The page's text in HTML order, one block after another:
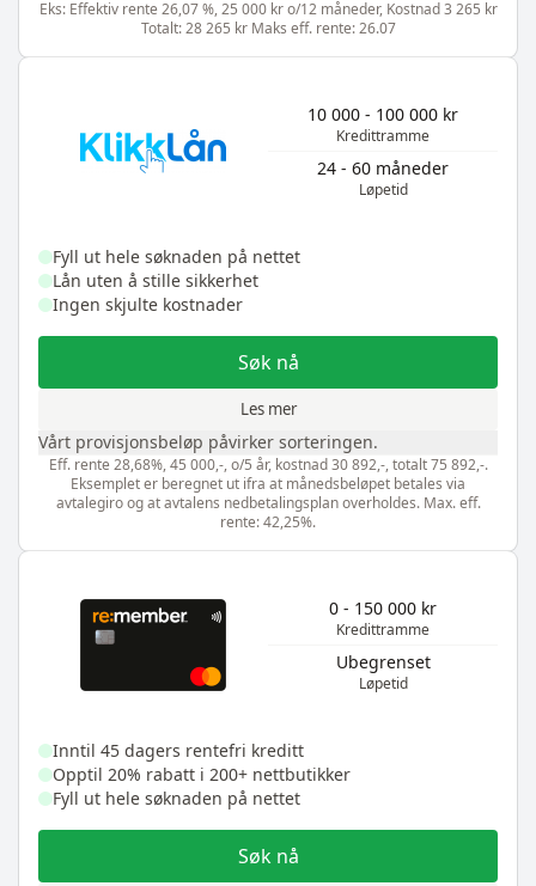
Eks: Effektiv rente 26,07 %, 25 000 kr o/12 måneder, Kostnad 3 265 kr
Totalt: 28 265 kr Maks eff. rente: 26.07
Kredittramme
10 000 - 100 000 kr
Løpetid
24 - 60 måneder
Fyll ut hele søknaden på nettet
Lån uten å stille sikkerhet
Ingen skjulte kostnader
Søk nå
Les mer
Vårt provisjonsbeløp påvirker sorteringen.
Eff. rente 28,68%, 45 000,-, o/5 år, kostnad 30 892,-, totalt 75 892,-.
Eksemplet er beregnet ut ifra at månedsbeløpet betales via
avtalegiro og at avtalens nedbetalingsplan overholdes. Max. eff.
rente: 42,25%.
Kredittramme
0 - 150 000 kr
Løpetid
Ubegrenset
Inntil 45 dagers rentefri kreditt
Opptil 20% rabatt i 200+ nettbutikker
Fyll ut hele søknaden på nettet
Søk nå